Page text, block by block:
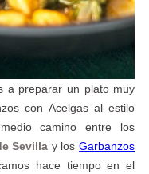
a preparar un plato muy
con Acelgas al estilo
camino entre los
Sevilla y losGarbanzos
hace tiempo en el